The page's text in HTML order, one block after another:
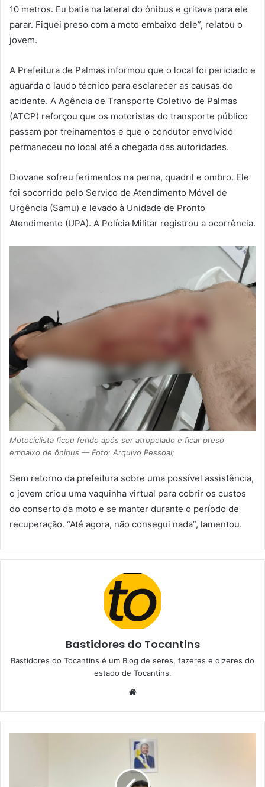
10 metros. Eu batia na lateral do ônibus e gritava para ele
parar. Fiquei preso com a moto embaixo dele”, relatou o
jovem.
A Prefeitura de Palmas informou que o local foi periciado e
aguarda o laudo técnico para esclarecer as causas do
acidente. A Agência de Transporte Coletivo de Palmas
(ATCP) reforçou que os motoristas do transporte público
passam por treinamentos e que o condutor envolvido
permaneceu no local até a chegada das autoridades.
Diovane sofreu ferimentos na perna, quadril e ombro. Ele
foi socorrido pelo Serviço de Atendimento Móvel de
Urgência (Samu) e levado à Unidade de Pronto
Atendimento (UPA). A Polícia Militar registrou a ocorrência.
Motociclista ficou ferido após ser atropelado e ficar preso
embaixo de ônibus — Foto: Arquivo Pessoal;
Sem retorno da prefeitura sobre uma possível assistência,
o jovem criou uma vaquinha virtual para cobrir os custos
do conserto da moto e se manter durante o período de
recuperação. “Até agora, não consegui nada”, lamentou.
Bastidores do Tocantins
Bastidores do Tocantins é um Blog de seres, fazeres e dizeres do
estado de Tocantins.
b
s
i
t
e